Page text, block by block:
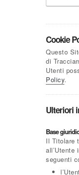
Cookie
Questo
di
Utenti
Policy.
Ulteriori
Base
Il Titolare
all’Utente
seguenti